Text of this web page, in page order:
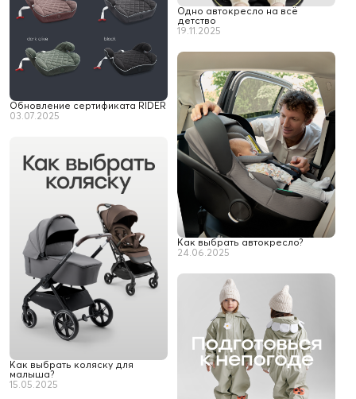
Одно автокресло на всё
детство
19.11.2025
Обновление сертификата RIDER
03.07.2025
Как выбрать автокресло?
24.06.2025
Как выбрать коляску для
малыша?
15.05.2025